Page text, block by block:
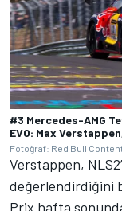
#3 Mercedes-AMG
EVO: Max
Fotoğraf: Red Bull
Verstappen,
değerlendirdiğini
Prix hafta sonunda